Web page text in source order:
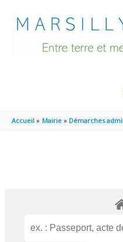
Accueil Mairie Démarches